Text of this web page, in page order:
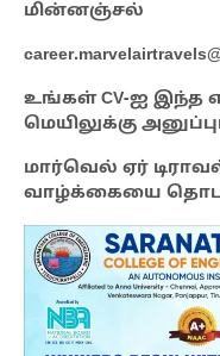
மின்னஞ்சல்
உங்கள் CV-ஐ இந்த
மெயிலுக்கு
மார்வெல் ஏர்
வாழ்க்கையை